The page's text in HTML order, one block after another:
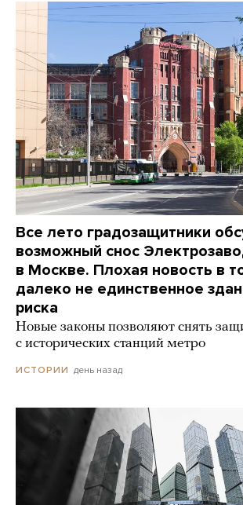
Все лето градозащитники
возможный снос
в Москве. Плохая новость в
далеко не единственное
риска
Новые законы позволяют снять
с исторических станций метро
ИСТОРИИ день назад